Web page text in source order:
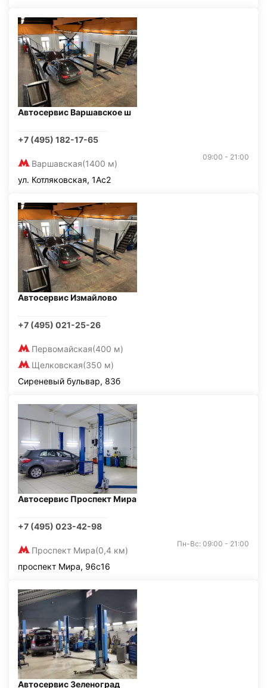
Автосервис Варшавское ш
+7 (495) 182-17-65
Варшавская(1400 м)
09:00 - 21:00
ул. Котляковская, 1Ас2
Автосервис Измайлово
+7 (495) 021-25-26
Первомайская(400 м)
Щелковская(350 м)
Сиреневый бульвар, 83б
Автосервис Проспект Мира
+7 (495) 023-42-98
Проспект Мира(0,4 км)
Пн-Вс: 09:00 - 21:00
проспект Мира, 96с16
Автосервис Зеленоград